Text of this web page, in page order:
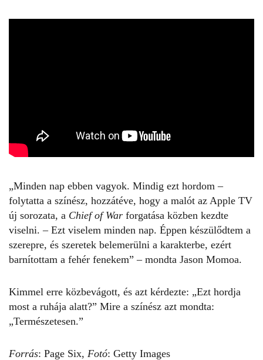
„Minden nap ebben vagyok. Mindig ezt hordom –
folytatta a színész, hozzátéve, hogy a malót az Apple TV
új sorozata, a Chief of War forgatása közben kezdte
viselni. – Ezt viselem minden nap. Éppen készülődtem a
szerepre, és szeretek belemerülni a karakterbe, ezért
barnítottam a fehér fenekem” – mondta Jason Momoa.
Kimmel erre közbevágott, és azt kérdezte: „Ezt hordja
most a ruhája alatt?” Mire a színész azt mondta:
„Természetesen.”
Forrás: Page Six, Fotó: Getty Images